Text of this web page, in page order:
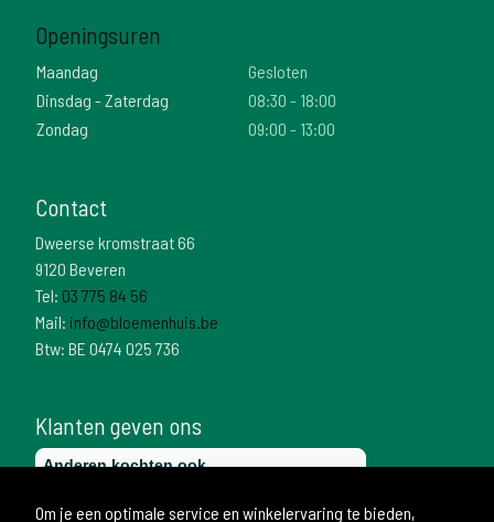
Openingsuren
Maandag
Gesloten
Dinsdag - Zaterdag
08:30 - 18:00
Zondag
09:00 - 13:00
Contact
Dweerse kromstraat 66
9120 Beveren
Tel: 03 775 84 56
Mail: info@bloemenhuis.be
Btw: BE 0474 025 736
Klanten geven ons
Om je een optimale service en winkelervaring te bieden,